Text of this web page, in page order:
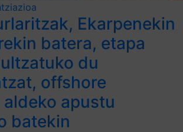
Ekarpenekin
batera, etapa
du
offshore
apustu
batekin